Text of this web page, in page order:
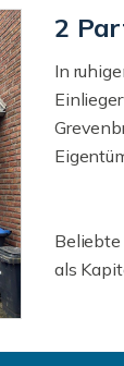
2
In
als